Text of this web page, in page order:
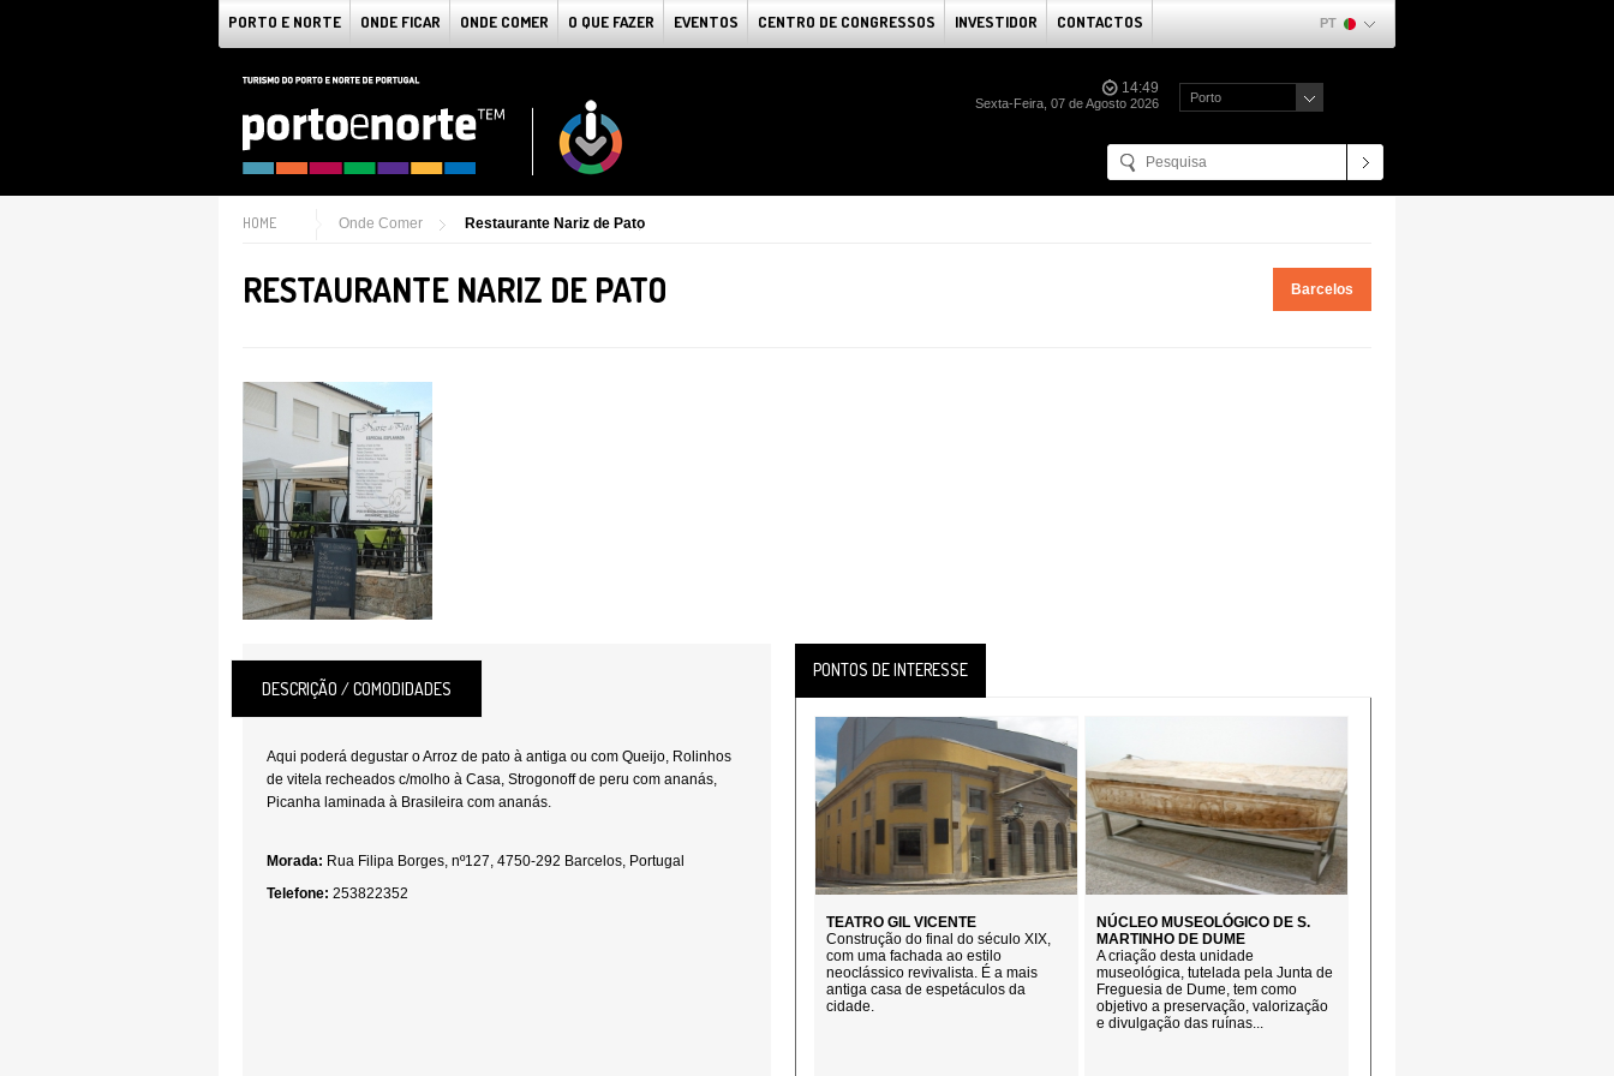
PORTO E NORTE ONDE FICAR ONDE COMER O QUE FAZER EVENTOS CENTRO DE CONGRESSOS INVESTIDOR CONTACTOS PT
14:49
Sexta-Feira, 07 de Agosto 2026 Porto
HOME Onde Comer Restaurante Nariz de Pato
RESTAURANTE NARIZ DE PATO Barcelos
DESCRIÇÃO / COMODIDADES
Aqui poderá degustar o Arroz de pato à antiga ou com Queijo, Rolinhos
de vitela recheados c/molho à Casa, Strogonoff de peru com ananás,
Picanha laminada à Brasileira com ananás.
Morada: Rua Filipa Borges, nº127, 4750-292 Barcelos, Portugal
Telefone: 253822352
PONTOS DE INTERESSE
TEATRO GIL VICENTE
Construção do final do século XIX,
com uma fachada ao estilo
neoclássico revivalista. É a mais
antiga casa de espetáculos da
cidade.
NÚCLEO MUSEOLÓGICO DE S.
MARTINHO DE DUME
A criação desta unidade
museológica, tutelada pela Junta de
Freguesia de Dume, tem como
objetivo a preservação, valorização
e divulgação das ruínas...